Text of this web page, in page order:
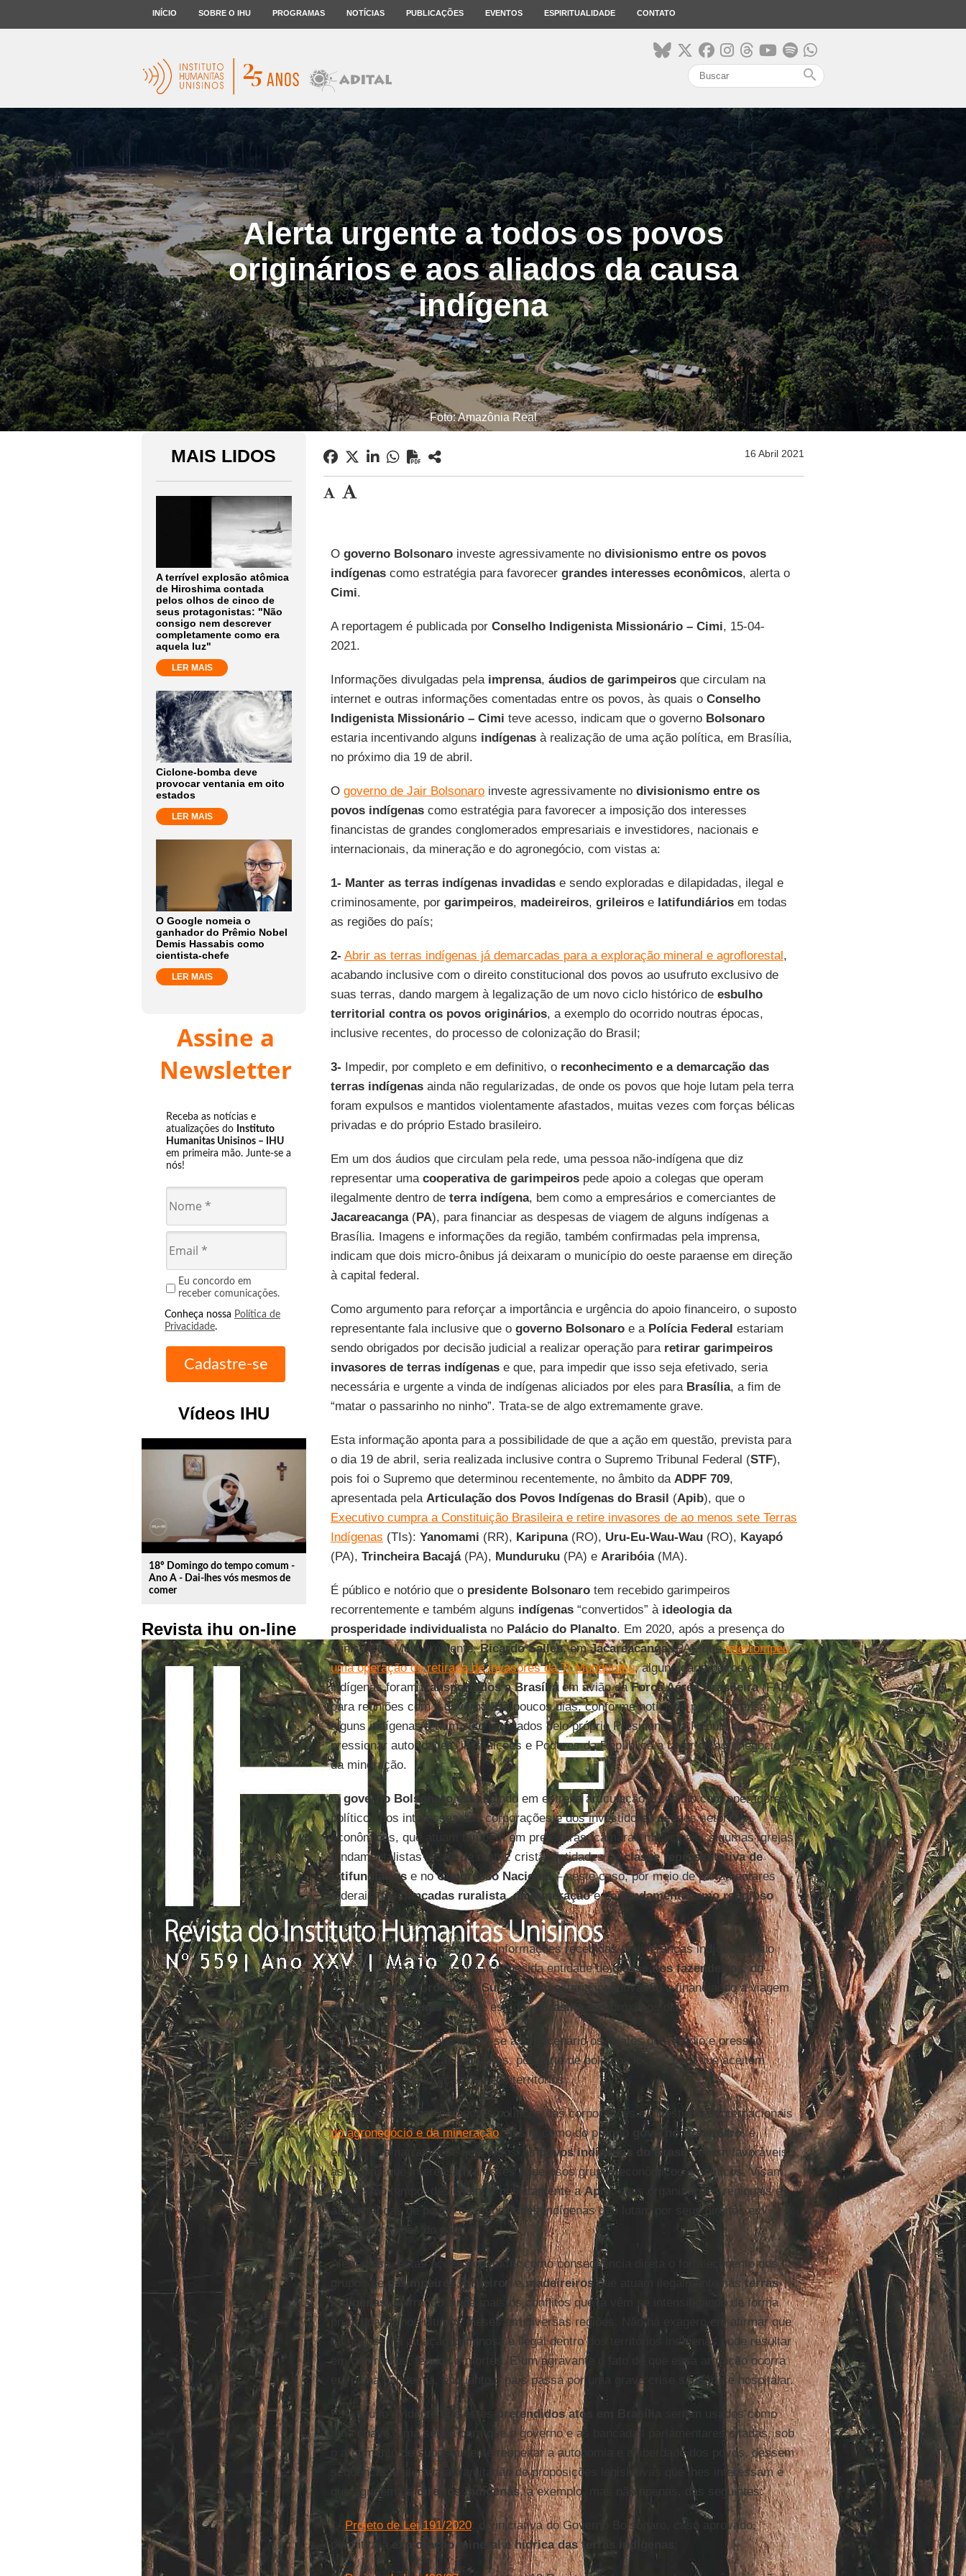
INÍCIO SOBRE O IHU PROGRAMAS NOTÍCIAS PUBLICAÇÕES EVENTOS ESPIRITUALIDADE CONTATO
search
Alerta urgente a todos os povos
originários e aos aliados da causa
indígena
Foto: Amazônia Real
MAIS LIDOS
A terrível explosão atômica
de Hiroshima contada
pelos olhos de cinco de
seus protagonistas: "Não
consigo nem descrever
completamente como era
aquela luz"
LER MAIS
Ciclone-bomba deve
provocar ventania em oito
estados
LER MAIS
O Google nomeia o
ganhador do Prêmio Nobel
Demis Hassabis como
cientista-chefe
LER MAIS
Assine a
Newsletter
Receba as notícias e
atualizações do Instituto
Humanitas Unisinos – IHU
em primeira mão. Junte-se a
nós!
Eu concordo em
receber comunicações.
Conheça nossa Política de
Privacidade.
Vídeos IHU
play_circle_outline
18º Domingo do tempo comum -
Ano A - Dai-lhes vós mesmos de
comer
Revista ihu on-line
16 Abril 2021
O governo Bolsonaroinveste agressivamente no divisionismo entre os povos
indígenascomo estratégia para favorecer grandes interesses econômicos, alerta o
Cimi.
A reportagem é publicada por Conselho Indigenista Missionário – Cimi, 15-04-
2021.
Informações divulgadas pela imprensa, áudios de garimpeirosque circulam na
internet e outras informações comentadas entre os povos, às quais o Conselho
Indigenista Missionário – Cimi teve acesso, indicam que o governo Bolsonaro
estaria incentivando alguns indígenasà realização de uma ação política, em Brasília,
no próximo dia 19 de abril.
O governo de Jair Bolsonaroinveste agressivamente no divisionismo entre os
povos indígenascomo estratégia para favorecer a imposição dos interesses
financistas de grandes conglomerados empresariais e investidores, nacionais e
internacionais, da mineração e do agronegócio, com vistas a:
1- Manter as terras indígenas invadidase sendo exploradas e dilapidadas, ilegal e
criminosamente, por garimpeiros, madeireiros, grileirose latifundiáriosem todas
as regiões do país;
2- Abrir as terras indígenas já demarcadas para a exploração mineral e agroflorestal,
acabando inclusive com o direito constitucional dos povos ao usufruto exclusivo de
suas terras, dando margem à legalização de um novo ciclo histórico de esbulho
territorial contra os povos originários, a exemplo do ocorrido noutras épocas,
inclusive recentes, do processo de colonização do Brasil;
3- Impedir, por completo e em definitivo, o reconhecimento e a demarcação das
terras indígenasainda não regularizadas, de onde os povos que hoje lutam pela terra
foram expulsos e mantidos violentamente afastados, muitas vezes com forças bélicas
privadas e do próprio Estado brasileiro.
Em um dos áudios que circulam pela rede, uma pessoa não-indígena que diz
representar uma cooperativa de garimpeirospede apoio a colegas que operam
ilegalmente dentro de terra indígena, bem como a empresários e comerciantes de
Jacareacanga(PA), para financiar as despesas de viagem de alguns indígenas a
Brasília. Imagens e informações da região, também confirmadas pela imprensa,
indicam que dois micro-ônibus já deixaram o município do oeste paraense em direção
à capital federal.
Como argumento para reforçar a importância e urgência do apoio financeiro, o suposto
representante fala inclusive que o governo Bolsonaroe a Polícia Federal estariam
sendo obrigados por decisão judicial a realizar operação para retirar garimpeiros
invasores de terras indígenase que, para impedir que isso seja efetivado, seria
necessária e urgente a vinda de indígenas aliciados por eles para Brasília, a fim de
“matar o passarinho no ninho”. Trata-se de algo extremamente grave.
Esta informação aponta para a possibilidade de que a ação em questão, prevista para
o dia 19 de abril, seria realizada inclusive contra o Supremo Tribunal Federal (STF),
pois foi o Supremo que determinou recentemente, no âmbito da ADPF 709,
apresentada pela Articulação dos Povos Indígenas do Brasil (Apib), que o
Executivo cumpra a Constituição Brasileira e retire invasores de ao menos sete Terras
Indígenas (TIs): Yanomami (RR), Karipuna(RO), Uru-Eu-Wau-Wau(RO), Kayapó
(PA), Trincheira Bacajá(PA), Munduruku(PA) e Araribóia(MA).
É público e notório que o presidente Bolsonarotem recebido garimpeiros
recorrentemente e também alguns indígenas“convertidos” à ideologia da
prosperidade individualistano Palácio do Planalto. Em 2020, após a presença do
ministro do Meio Ambiente,Ricardo Salles, emJacareacanga(PA), queinterrompeu
uma operação de retirada de invasores da TI Munduruku, alguns garimpeiros e
indígenas foramtransportados a Brasíliaem avião daForça Aérea Brasileira(FAB)
para reuniões com o governo. Há poucos dias, conforme noticiado pela imprensa,
alguns indígenas teriam sido instigados pelo próprio Presidente da República a
pressionar autoridades, instituições e Poderes da República a favor do agronegócio e
da mineração.
Ogoverno Bolsonaroestá agindo em estreita articulação e conluio com operadores
políticos dos interesses das corporações e dos investidores desses setores
econômicos, que atuam também em prefeituras, câmaras municipais, algumas igrejas
fundamentalistas locais de matriz cristã, entidades declasse representativa de
latifundiáriose noCongresso Nacional – neste caso, por meio de parlamentares
federais dasbancadas ruralista,da mineraçãoe dofundamentalismo religioso
cristão.
Neste contexto se inserem as informações recebidas de lideranças indígenas pelo
Cimi, segundo as quais uma conhecida entidade declasse dos fazendeiros , do
estado doMato Grosso do Sul, também estaria incentivando e financiando a viagem
de algunsindígenas daquele estado a Brasília nos próximos dias.
Da mesma forma, relacionam-se a este cenário os relatos de assédio e pressão
sofridos por lideranças indígenas, por parte de políticos locais, para que aceitem
propostas de exploração de seus territórios.
A intenção desses operadores políticos das corporações e investidores internacionais
do agronegócio e da mineração, assim como do próprio governo Bolsonaro, é
emplacar a narrativa de que ‘todos’ os povos indígenas do Brasilseriam favoráveis
às pautas que interessam a esses poderosos grupos econômicos e políticos. Visam,
ao mesmo tempo, deslegitimar publicamente aApib, suas organizações regionais e
as lideranças de povos e comunidades indígenas que lutam por seus direitos em
todas as regiões do país.
Além disso, estas ações podem ter como consequência direta o fortalecimento dos
grupos de
garimpeiros,grileiros emadeireirosque atuam ilegalmente nasterras
indígenas , acirrando ainda mais os conflitos que já vêm se intensificando de forma
preocupante nos últimos meses em diversas regiões. Não há exagero em afirmar que
tal endosso à atuação criminosa e ilegal dentro dos territórios indígenas pode resultar
em confrontos, feridos e mortes. É um agravante o fato de que essa armação ocorra
em plena pandemia, enquanto o país passa por uma grave crise sanitária e hospitalar.
Está muito evidente que estes pretendidos atos em Brasília
seriam usados como
uma chave, uma senha para que o governo e as bancadas parlamentares citadas, sob
o argumento de supostamente respeitar a autonomia e a liberdade dos povos, dessem
sequência acelerada à tramitação de proposições legislativas que lhes interessam e
que agridem osdireitos indígenas, a exemplo, mas não apenas, das seguintes:
1- Projeto de Lei 191/2020: de iniciativa do Governo Bolsonaro, caso aprovado,
permitirá a
exploração mineral e hídrica das terras indígenas